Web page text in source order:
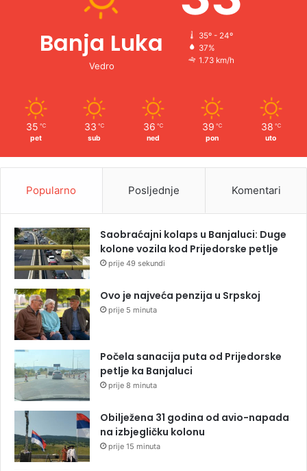
Banja Luka
Vedro
35º - 24º
37%
1.73 km/h
35 ℃
pet
33 ℃
sub
36 ℃
ned
39 ℃
pon
38 ℃
uto
Popularno Posljednje Komentari
Saobraćajni kolaps u Banjaluci: Duge
kolone vozila kod Prijedorske petlje
prije 49 sekundi
Ovo je najveća penzija u Srpskoj
prije 5 minuta
Počela sanacija puta od Prijedorske
petlje ka Banjaluci
prije 8 minuta
Obilježena 31 godina od avio-napada
na izbjegličku kolonu
prije 15 minuta